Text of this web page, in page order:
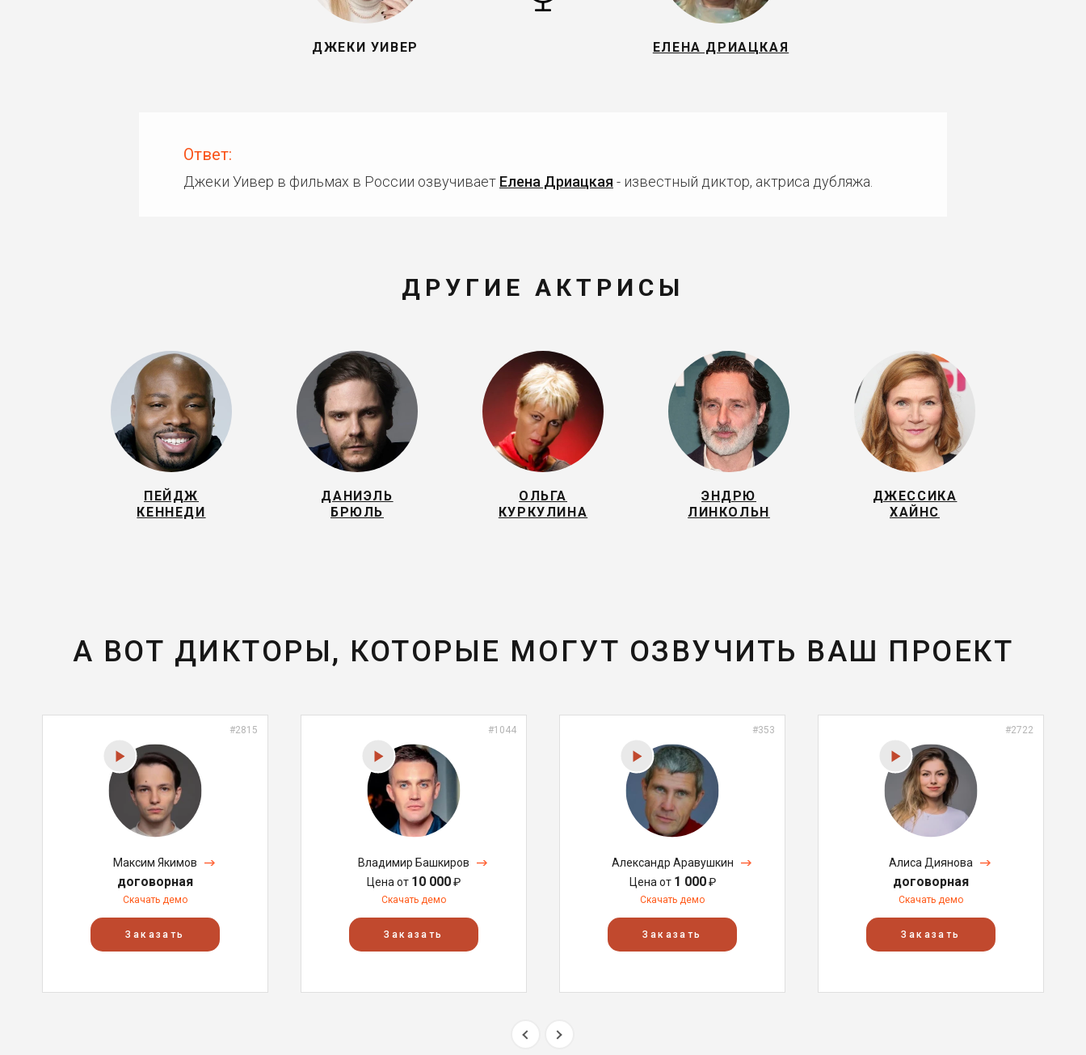
ДЖЕКИ УИВЕР ЕЛЕНА ДРИАЦКАЯ
Ответ:
Джеки Уивер в фильмах в России озвучивает Елена Дриацкая - известный диктор, актриса дубляжа.
ДРУГИЕ АКТРИСЫ
ПЕЙДЖ
КЕННЕДИ
ДАНИЭЛЬ
БРЮЛЬ
ОЛЬГА
КУРКУЛИНА
ЭНДРЮ
ЛИНКОЛЬН
ДЖЕССИКА
ХАЙНС
А ВОТ ДИКТОРЫ, КОТОРЫЕ МОГУТ ОЗВУЧИТЬ ВАШ ПРОЕКТ
#2815
Максим Якимов
договорная
Скачать демо
Заказать
#1044
Владимир Башкиров
Цена от 10 000₽
Скачать демо
Заказать
#353
Александр Аравушкин
Цена от 1 000₽
Скачать демо
Заказать
#2722
Алиса Диянова
договорная
Скачать демо
Заказать